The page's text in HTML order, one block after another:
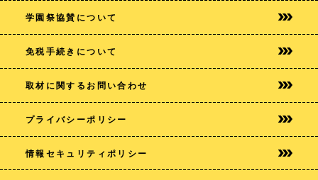
学園祭協賛について
免税手続きについて
取材に関するお問い合わせ
プライバシーポリシー
情報セキュリティポリシー